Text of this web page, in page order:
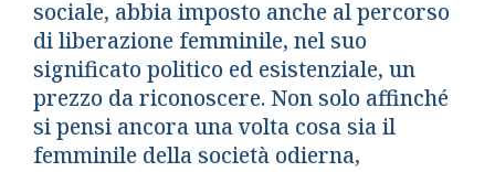
sociale, abbia imposto anche al percorso
di liberazione femminile, nel suo
significato politico ed esistenziale, un
prezzo da riconoscere. Non solo affinché
si pensi ancora una volta cosa sia il
femminile della società odierna,